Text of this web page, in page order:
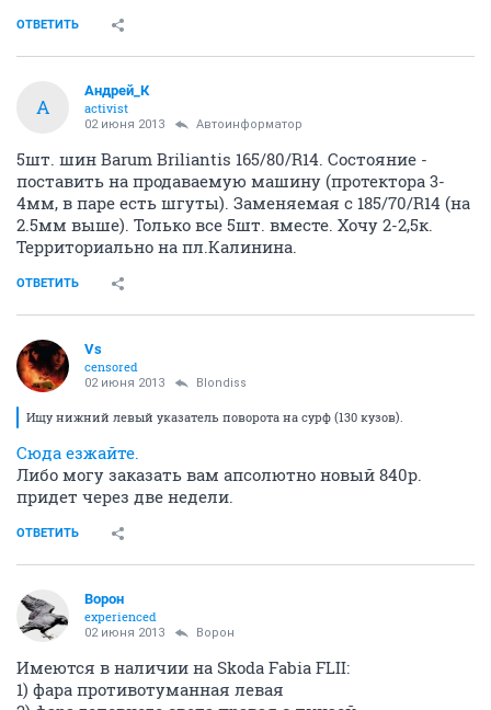
ОТВЕТИТЬ
А
Андрей_К
activist
02 июня 2013 Автоинформатор
5шт. шин Barum Briliantis 165/80/R14. Состояние -
поставить на продаваемую машину (протектора 3-
4мм, в паре есть шгуты). Заменяемая с 185/70/R14 (на
2.5мм выше). Только все 5шт. вместе. Хочу 2-2,5к.
Территориально на пл.Калинина.
ОТВЕТИТЬ
Vs
censored
02 июня 2013 Blondiss
Ищу нижний левый указатель поворота на сурф (130 кузов).
Сюда езжайте.
Либо могу заказать вам апсолютно новый 840р.
придет через две недели.
ОТВЕТИТЬ
Ворон
experienced
02 июня 2013 Ворон
Имеются в наличии на Skoda Fabia FLII:
1) фара противотуманная левая